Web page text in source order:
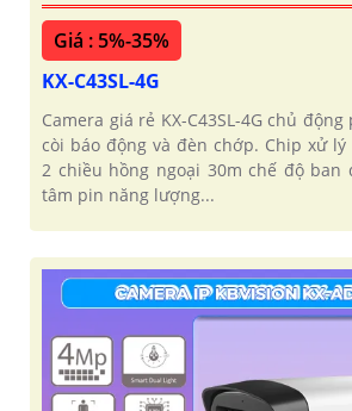
Giá : 5%-35%
KX-C43SL-4G
Camera giá rẻ KX-C43SL-4G chủ
còi báo động và đèn chớp. Chip xử
2 chiều hồng ngoại 30m chế độ ban
tâm pin năng lượng...